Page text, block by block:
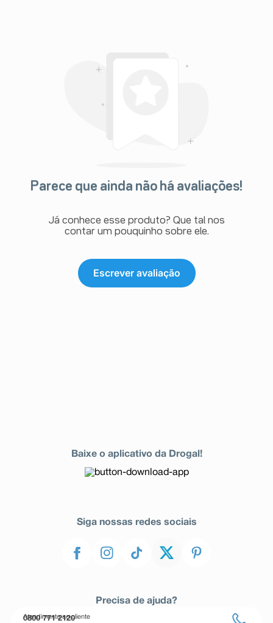
Parece que ainda não há avaliações!
Já conhece esse produto? Que tal nos
contar um pouquinho sobre ele.
Escrever avaliação
Baixe o aplicativo da Drogal!
Siga nossas redes sociais
Precisa de ajuda?
Atendimento ao cliente
0800 771 2120